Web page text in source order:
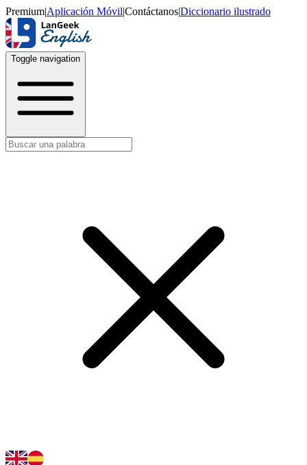
Premium|Aplicación Móvil|Contáctanos|Diccionario ilustrado
Toggle navigation